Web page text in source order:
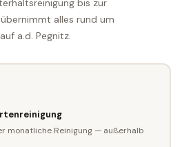
bis zur
alles rund um
a.d. Pegnitz.
monatliche Reinigung — außerhalb